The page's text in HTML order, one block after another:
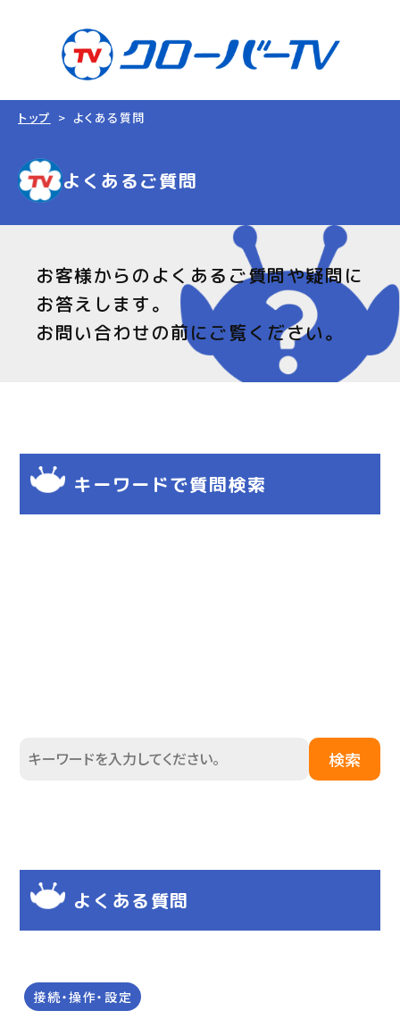
トップ よくある質問
よくあるご質問
お客様からのよくあるご質問や疑問に
お答えします。
お問い合わせの前にご覧ください。
キーワードで質問検索
検索
よくある質問
接続・操作・設定